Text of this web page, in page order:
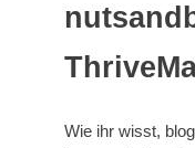
Wie ihr wisst,